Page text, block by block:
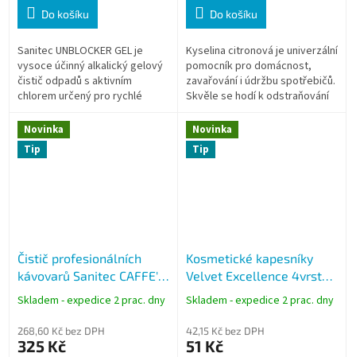
Do košíku
Sanitec UNBLOCKER GEL je
vysoce účinný alkalický gelový
čistič odpadů s aktivním
chlorem určený pro rychlé
údržbu odpadních potrubí. Díky
husté...
Do košíku
Kyselina citronová je univerzální
pomocník pro domácnost,
zavařování i údržbu spotřebičů.
Skvěle se hodí k odstraňování
rychlovarných konvic,
kávovarů,...
Novinka
Tip
Čistič profesionálních
kávovarů Sanitec CAFFE'
WASH 1 l
Skladem - expedice 2 prac. dny
268,60 Kč bez DPH
325 Kč
Novinka
Tip
Kosmetické kapesníky
Velvet Excellence 4vrstvé
90 ks
Skladem - expedice 2 prac. dny
42,15 Kč bez DPH
51 Kč